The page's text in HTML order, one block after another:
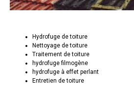
Hydrofuge de toiture
Nettoyage de toiture
Traitement de toiture
hydrofuge filmogène
hydrofuge à effet perlant
Entretien de toiture